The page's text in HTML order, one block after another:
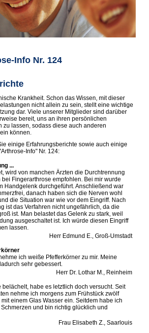
Info Nr. 124
Krankheit. Schon das Wissen, mit dieser
nicht allein zu sein, stellt eine wichtige
dar. Viele unserer Mitglieder sind darüber
bereit, uns an ihren persönlichen
zu lassen, sodass diese auch anderen
können.
einige Erfahrungsberichte sowie auch einige
Info" Nr. 124:
...
wird von manchen Ärzten die Durchtrennung
Fingerarthrose empfohlen. Bei mir wurde
Handgelenk durchgeführt. Anschließend war
danach haben sich die Nerven wohl
die Situation war wie vor dem Eingriff. Nach
ist das Verfahren nicht ungefährlich, da die
ist. Man belastet das Gelenk zu stark, weil
ausgeschaltet ist. Ich würde diesen Eingriff
lassen.
Herr Edmund E., Groß-Umstadt
ich weiße Pfefferkörner zu mir. Meine
sehr gebessert.
Herr Dr. Lothar M., Reinheim
belächelt, habe es letztlich doch versucht. Seit
nehme ich morgens zum Frühstück zwölf
einem Glas Wasser ein. Seitdem habe ich
und bin richtig glücklich und
Frau Elisabeth Z., Saarlouis